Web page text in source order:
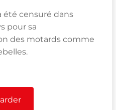
été censuré dans
pour sa
des motards comme